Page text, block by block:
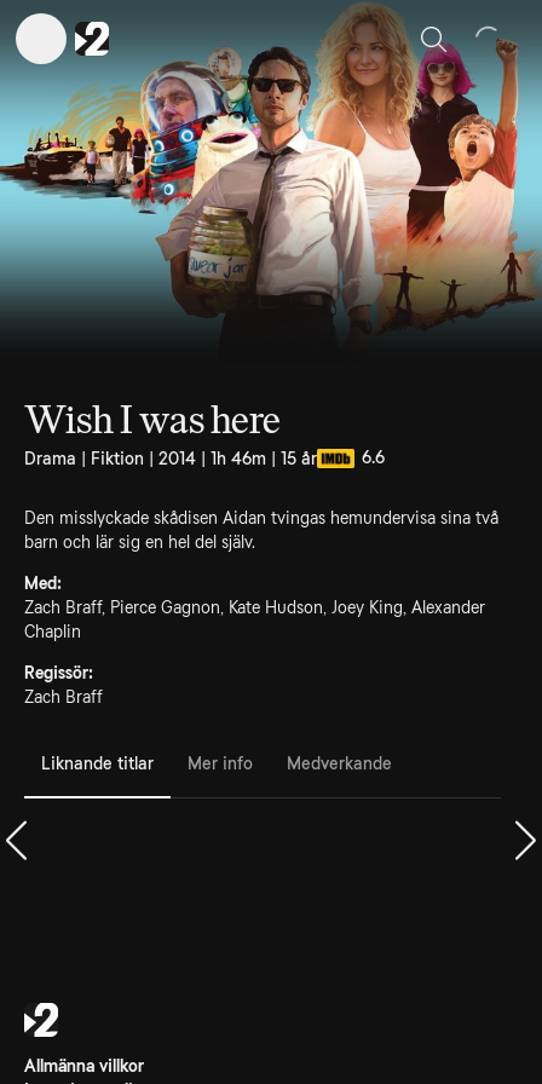
Sök
Wish I was here
Drama | Fiktion | 2014 | 1h 46m | 15 år 6.6
Den misslyckade skådisen Aidan tvingas hemundervisa sina två
barn och lär sig en hel del själv.
Med:
Zach Braff, Pierce Gagnon, Kate Hudson, Joey King, Alexander
Chaplin
Regissör:
Zach Braff
Liknande titlar Mer info Medverkande
Allmänna villkor